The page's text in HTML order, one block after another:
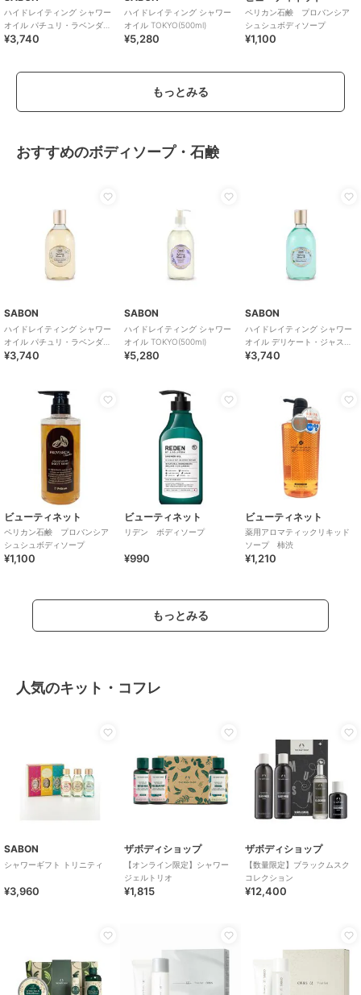
ハイドレイティング シャワー
オイル パチュリ・ラベンダ
ー・バニラ(300ml)
¥3,740
ハイドレイティング シャワー
オイル TOKYO(500ml)
¥5,280
ペリカン石鹸 プロバンシア
シュシュボディソープ
¥1,100
もっとみる
おすすめのボディソープ・石鹸
SABON
ハイドレイティング シャワー
オイル パチュリ・ラベンダ
ー・バニラ(300ml)
¥3,740
SABON
ハイドレイティング シャワー
オイル TOKYO(500ml)
¥5,280
SABON
ハイドレイティング シャワー
オイル デリケート・ジャスミ
ン(300ml)
¥3,740
ビューティネット
ペリカン石鹸 プロバンシア
シュシュボディソープ
¥1,100
ビューティネット
リデン ボディソープ
¥990
ビューティネット
薬用アロマティックリキッド
ソープ 柿渋
¥1,210
もっとみる
人気のキット・コフレ
SABON
シャワーギフト トリニティ
¥3,960
ザボディショップ
【オンライン限定】シャワー
ジェルトリオ
¥1,815
ザボディショップ
【数量限定】ブラックムスク
コレクション
¥12,400